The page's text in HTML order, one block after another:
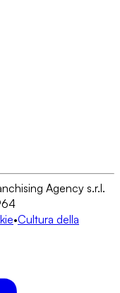
Agency s.r.l.
•Cultura della